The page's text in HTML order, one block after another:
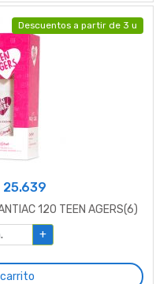
Descuentos a partir de 3 u
25.639
120 TEEN AGERS(6)
+